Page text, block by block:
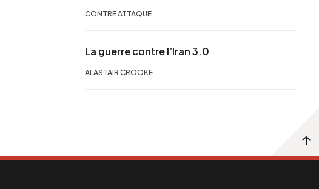
CONTRE ATTAQUE
La guerre contre l’Iran 3.0
ALASTAIR CROOKE